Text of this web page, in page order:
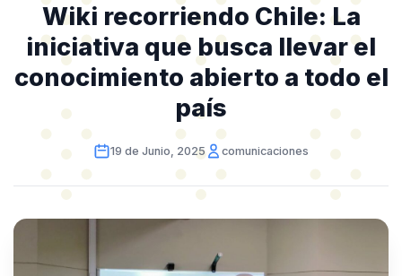
Wiki recorriendo Chile: La
iniciativa que busca llevar el
conocimiento abierto a todo el
país
19 de Junio, 2025 comunicaciones